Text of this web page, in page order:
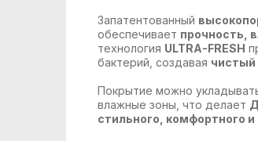
Запатентованный
обеспечивает прочность,
технология ULTRA-FRESH
бактерий, создавая чистый
Покрытие можно
влажные зоны, что делает
стильного, комфортного